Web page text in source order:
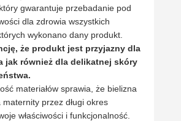
który gwarantuje przebadanie pod
dla zdrowia wszystkich
wykonano dany produkt.
że produkt jest przyjazny dla
jak również dla delikatnej skóry
materiałów sprawia, że bielizna
przez długi okres
właściwości i funkcjonalność.